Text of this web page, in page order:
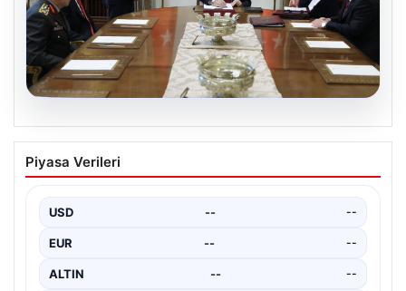
Türk Hava Kuvvetleri’nin ilk kadın
paşası Özlem Karapınar oldu
Piyasa Verileri
USD -- --
EUR -- --
ALTIN -- --